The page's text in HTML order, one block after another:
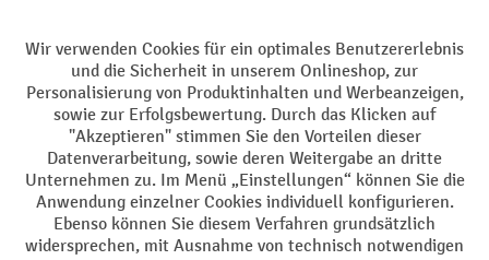
Impressum Datenschutz
Barrierefreiheit Privacy Settings
Alle Preise exkl. gesetzl. Mehrwertsteuer zzgl.Versandkostenund ggf.
Nachnahmegebühren, wenn nicht anders angegeben.